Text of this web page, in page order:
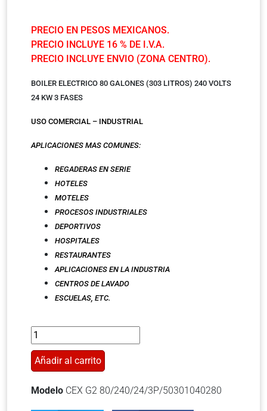
PRECIO EN PESOS MEXICANOS.
PRECIO INCLUYE 16 % DE I.V.A.
PRECIO INCLUYE ENVIO (ZONA CENTRO).
BOILER ELECTRICO 80 GALONES (303 LITROS) 240 VOLTS
24 KW 3 FASES
USO COMERCIAL – INDUSTRIAL
APLICACIONES MAS COMUNES:
REGADERAS EN SERIE
HOTELES
MOTELES
PROCESOS INDUSTRIALES
DEPORTIVOS
HOSPITALES
RESTAURANTES
APLICACIONES EN LA INDUSTRIA
CENTROS DE LAVADO
ESCUELAS, ETC.
Añadir al carrito
Modelo CEX G2 80/240/24/3P/50301040280